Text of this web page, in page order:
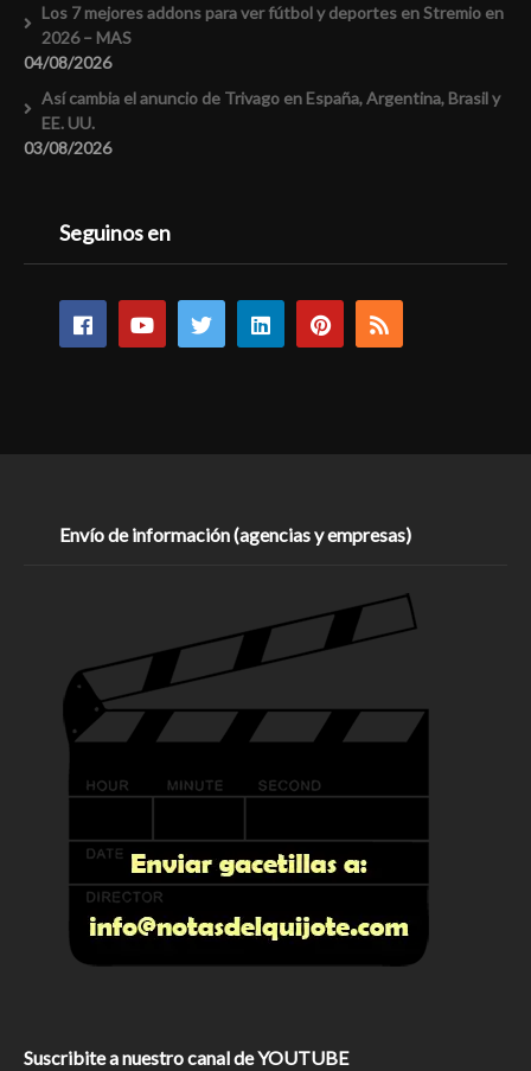
Los 7 mejores addons para ver fútbol y deportes en Stremio en
2026 – MAS
04/08/2026
Así cambia el anuncio de Trivago en España, Argentina, Brasil y
EE. UU.
03/08/2026
Seguinos en
Envío de información (agencias y empresas)
Suscribite a nuestro canal de YOUTUBE